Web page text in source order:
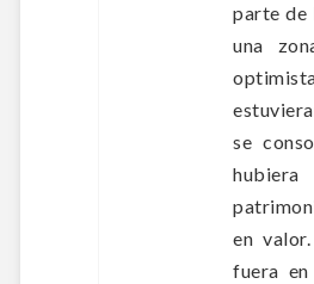
parte de
una
se
en
fuera